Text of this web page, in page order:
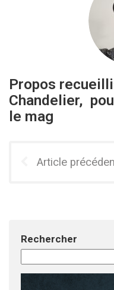
Propos
Chandelier,
le mag
Article
Rechercher